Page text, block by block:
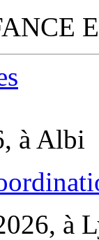
à Albi
à